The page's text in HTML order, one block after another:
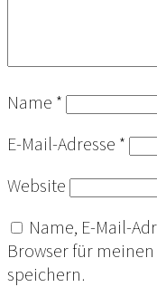
Name *
E-Mail-Adresse *
Website
Name, E-Mail-
Browser für
speichern.